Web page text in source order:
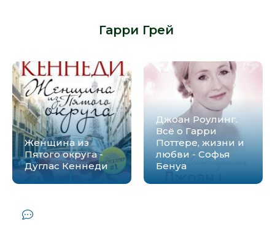
Гарри Грей
Женщина из
Пятого округа -
Дуглас Кеннеди
Джоан Роулинг.
Всё о Гарри
Поттере, жизни и
любви - Софья
Бенуа